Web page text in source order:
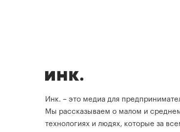
Инк. – это медиа для
Мы рассказываем о малом и
технологиях и людях, которые за